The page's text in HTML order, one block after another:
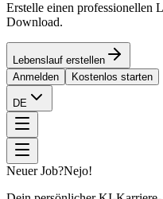
Erstelle einen professionellen
Download.
Lebenslauf erstellen
Anmelden
Kostenlos starten
DE
Neuer Job?Nejo!